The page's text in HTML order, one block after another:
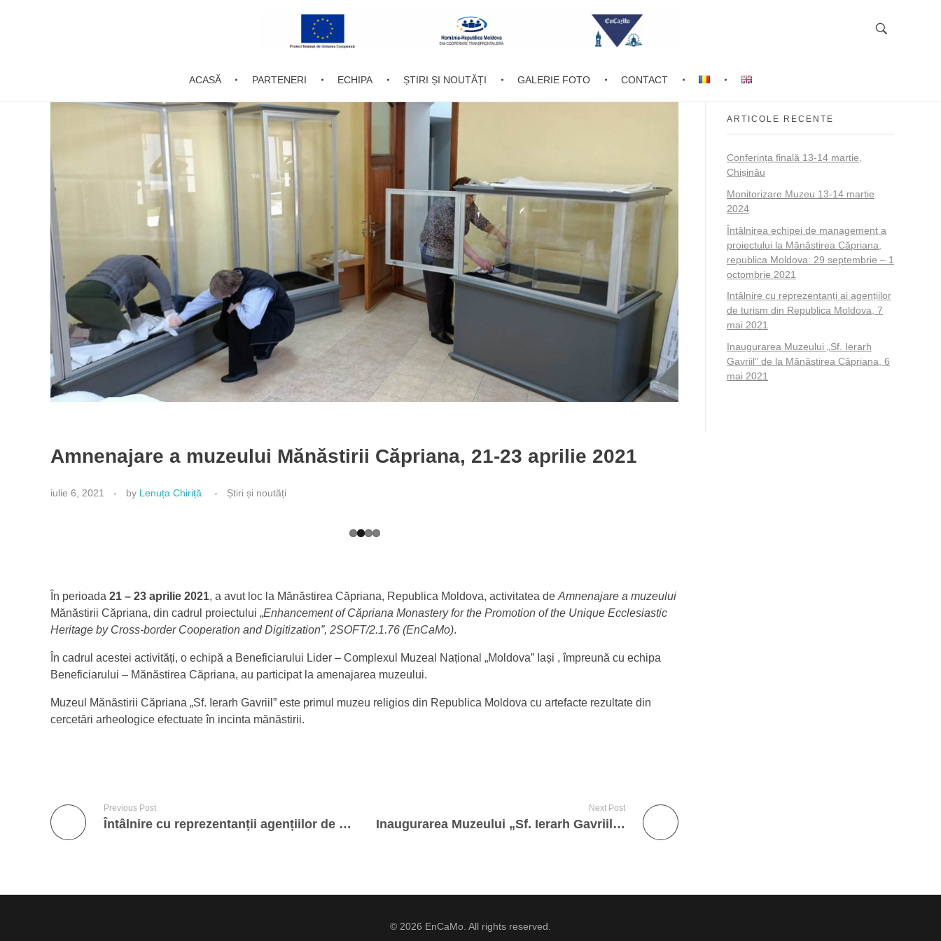
EnCaMo
ACASĂ PARTENERI ECHIPA ȘTIRI ȘI NOUTĂȚI GALERIE FOTO CONTACT
Amnenajare a muzeului Mănăstirii Căpriana, 21-23 aprilie 2021
iulie 6, 2021 by Lenuța Chiriță Știri și noutăți
În perioada 21 – 23 aprilie 2021, a avut loc la Mănăstirea Căpriana, Republica Moldova, activitatea de Amnenajare a muzeului
Mănăstirii Căpriana, din cadrul proiectului „Enhancement of Căpriana Monastery for the Promotion of the Unique Ecclesiastic
Heritage by Cross-border Cooperation and Digitization”, 2SOFT/2.1.76 (EnCaMo).
În cadrul acestei activități, o echipă a Beneficiarului Lider – Complexul Muzeal Național „Moldova” Iași , împreună cu echipa
Beneficiarului – Mănăstirea Căpriana, au participat la amenajarea muzeului.
Muzeul Mănăstirii Căpriana „Sf. Ierarh Gavriil” este primul muzeu religios din Republica Moldova cu artefacte rezultate din
cercetări arheologice efectuate în incinta mănăstirii.
Previous Post
Întâlnire cu reprezentanții agențiilor de turism, 16 aprilie 2021
Next Post
Inaugurarea Muzeului „Sf. Ierarh Gavriil” de la Mănăstirea Căpriana, 6 mai 2021
ARTICOLE RECENTE
Conferința finală 13-14 martie,
Chișinău
Monitorizare Muzeu 13-14 martie
2024
Întâlnirea echipei de management a
proiectului la Mănăstirea Căpriana,
republica Moldova: 29 septembrie – 1
octombrie 2021
Intâlnire cu reprezentanți ai agențiilor
de turism din Republica Moldova, 7
mai 2021
Inaugurarea Muzeului „Sf. Ierarh
Gavriil” de la Mănăstirea Căpriana, 6
mai 2021
© 2026 EnCaMo. All rights reserved.